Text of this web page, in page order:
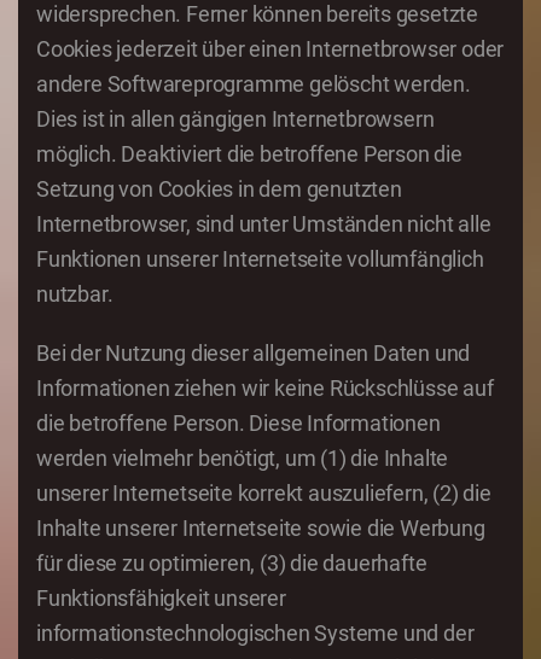
widersprechen. Ferner können bereits gesetzte
Cookies jederzeit über einen Internetbrowser oder
andere Softwareprogramme gelöscht werden.
Dies ist in allen gängigen Internetbrowsern
möglich. Deaktiviert die betroffene Person die
Setzung von Cookies in dem genutzten
Internetbrowser, sind unter Umständen nicht alle
Funktionen unserer Internetseite vollumfänglich
nutzbar.
Bei der Nutzung dieser allgemeinen Daten und
Informationen ziehen wir keine Rückschlüsse auf
die betroffene Person. Diese Informationen
werden vielmehr benötigt, um (1) die Inhalte
unserer Internetseite korrekt auszuliefern, (2) die
Inhalte unserer Internetseite sowie die Werbung
für diese zu optimieren, (3) die dauerhafte
Funktionsfähigkeit unserer
informationstechnologischen Systeme und der